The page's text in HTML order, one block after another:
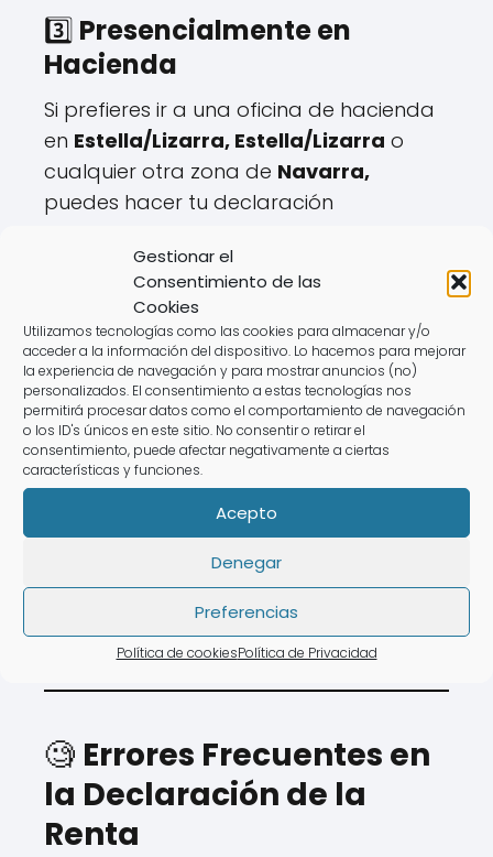
Gestionar el
Consentimiento de las
Cookies
Utilizamos tecnologías como las cookies para almacenar y/o
acceder a la información del dispositivo. Lo hacemos para mejorar
la experiencia de navegación y para mostrar anuncios (no)
personalizados. El consentimiento a estas tecnologías nos
permitirá procesar datos como el comportamiento de navegación
o los ID's únicos en este sitio. No consentir o retirar el
consentimiento, puede afectar negativamente a ciertas
características y funciones.
Acepto
Denegar
Preferencias
Política de cookiesPolítica de Privacidad
3️⃣ Presencialmente en
Hacienda
Si prefieres ir a una oficina de hacienda
en Estella/Lizarra, Estella/Lizarra o
cualquier otra zona de Navarra,
puedes hacer tu declaración
Pasos para solicitar cita:
✔️ Disponible hasta el
mayo hasta el 27
✔️ Se gestiona a través de la web o
teléfono de laAgencia Tributaria
✔️ Requiere aportar documentación
específica.
⚠️Desventajas:
❌ Horarios limitados.
❌ Tiempo de espera elevado.
AsesoraTeches posible hacer tu
declaración sin desplazarte decasa.
🧐 Errores Frecuentes en
la Declaración de la
Renta